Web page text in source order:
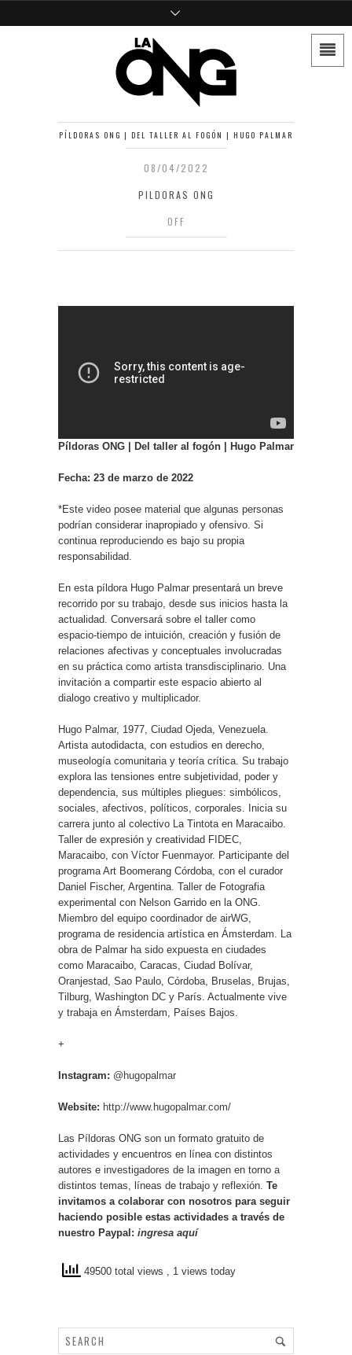
PÍLDORAS ONG | DEL TALLER AL FOGÓN | HUGO PALMAR
08/04/2022
PILDORAS ONG
OFF
Píldoras ONG | Del taller al fogón | Hugo Palmar
Fecha: 23 de marzo de 2022
*Este video posee material que algunas personas
podrían considerar inapropiado y ofensivo. Si
continua reproduciendo es bajo su propia
responsabilidad.
En esta píldora Hugo Palmar presentará un breve
recorrido por su trabajo, desde sus inicios hasta la
actualidad. Conversará sobre el taller como
espacio-tiempo de intuición, creación y fusión de
relaciones afectivas y conceptuales involucradas
en su práctica como artista transdisciplinario. Una
invitación a compartir este espacio abierto al
dialogo creativo y multiplicador.
Hugo Palmar, 1977, Ciudad Ojeda, Venezuela.
Artista autodidacta, con estudios en derecho,
museología comunitaria y teoría crítica. Su trabajo
explora las tensiones entre subjetividad, poder y
dependencia, sus múltiples pliegues: simbólicos,
sociales, afectivos, políticos, corporales. Inicia su
carrera junto al colectivo La Tintota en Maracaibo.
Taller de expresión y creatividad FIDEC,
Maracaibo, con Víctor Fuenmayor. Participante del
programa Art Boomerang Córdoba, con el curador
Daniel Fischer, Argentina. Taller de Fotografia
experimental con Nelson Garrido en la ONG.
Miembro del equipo coordinador de airWG,
programa de residencia artística en Ámsterdam. La
obra de Palmar ha sido expuesta en ciudades
como Maracaibo, Caracas, Ciudad Bolívar,
Oranjestad, Sao Paulo, Córdoba, Bruselas, Brujas,
Tilburg, Washington DC y París. Actualmente vive
y trabaja en Ámsterdam, Países Bajos.
+
Instagram: @hugopalmar
Website: http://www.hugopalmar.com/
Las Píldoras ONG son un formato gratuito de
actividades y encuentros en línea con distintos
autores e investigadores de la imagen en torno a
distintos temas, líneas de trabajo y reflexión. Te
invitamos a colaborar con nosotros para seguir
haciendo posible estas actividades a través de
nuestro Paypal: ingresa aquí
49500 total views , 1 views today